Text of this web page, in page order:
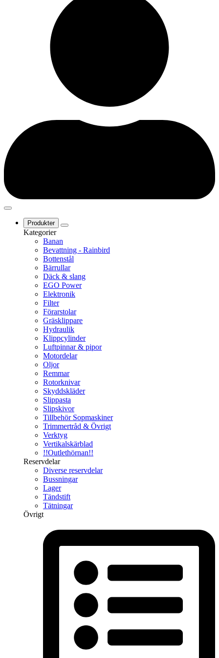
Produkter
Kategorier
Banan
Bevattning - Rainbird
Bottenstål
Bärrullar
Däck & slang
EGO Power
Elektronik
Filter
Förarstolar
Gräsklippare
Hydraulik
Klippcylinder
Luftpinnar & pipor
Motordelar
Oljor
Remmar
Rotorknivar
Skyddskläder
Slippasta
Slipskivor
Tillbehör Sopmaskiner
Trimmertråd & Övrigt
Verktyg
Vertikalskärblad
!!Outlethörnan!!
Reservdelar
Diverse reservdelar
Bussningar
Lager
Tändstift
Tätningar
Övrigt